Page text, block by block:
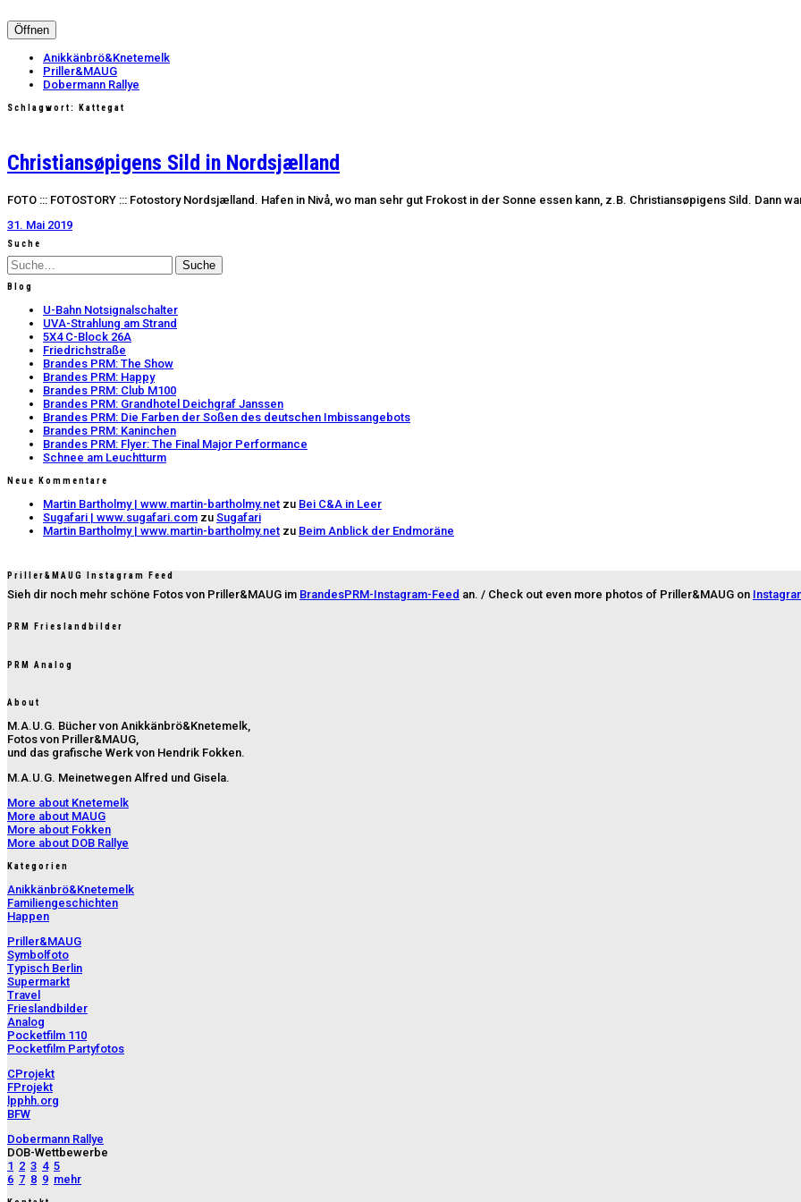
Öffnen
Anikkänbrö&Knetemelk
Priller&MAUG
Dobermann Rallye
Schlagwort: Kattegat
Christiansøpigens Sild in Nordsjælland
FOTO ::: FOTOSTORY ::: Fotostory Nordsjælland. Hafen in Nivå, wo man sehr gut Frokost in der Sonne essen kann, z.B. Christiansøpigens Sild.
31. Mai 2019
Suche
Suche
Blog
U-Bahn Notsignalschalter
UVA-Strahlung am Strand
5X4 C-Block 26A
Friedrichstraße
Brandes PRM: The Show
Brandes PRM: Happy
Brandes PRM: Club M100
Brandes PRM: Grandhotel Deichgraf Janssen
Brandes PRM: Die Farben der Soßen des deutschen Imbissangebots
Brandes PRM: Kaninchen
Brandes PRM: Flyer: The Final Major Performance
Schnee am Leuchtturm
Neue Kommentare
Martin Bartholmy | www.martin-bartholmy.net zu Bei C&A in Leer
Sugafari | www.sugafari.com zu Sugafari
Martin Bartholmy | www.martin-bartholmy.net zu Beim Anblick der Endmoräne
Priller&MAUG Instagram Feed
Sieh dir noch mehr schöne Fotos von Priller&MAUG im BrandesPRM-Instagram-Feed an. / Check out even more photos of Priller&MAUG on
PRM Frieslandbilder
PRM Analog
About
M.A.U.G. Bücher von Anikkänbrö&Knetemelk,
Fotos von Priller&MAUG,
und das grafische Werk von Hendrik Fokken.
M.A.U.G. Meinetwegen Alfred und Gisela.
More about Knetemelk
More about MAUG
More about Fokken
More about DOB Rallye
Kategorien
Anikkänbrö&Knetemelk
Familiengeschichten
Happen
Priller&MAUG
Symbolfoto
Typisch Berlin
Supermarkt
Travel
Frieslandbilder
Analog
Pocketfilm 110
Pocketfilm Partyfotos
CProjekt
FProjekt
lpphh.org
BFW
Dobermann Rallye
DOB-Wettbewerbe
1 2 3 4 5
6 7 8 9 mehr